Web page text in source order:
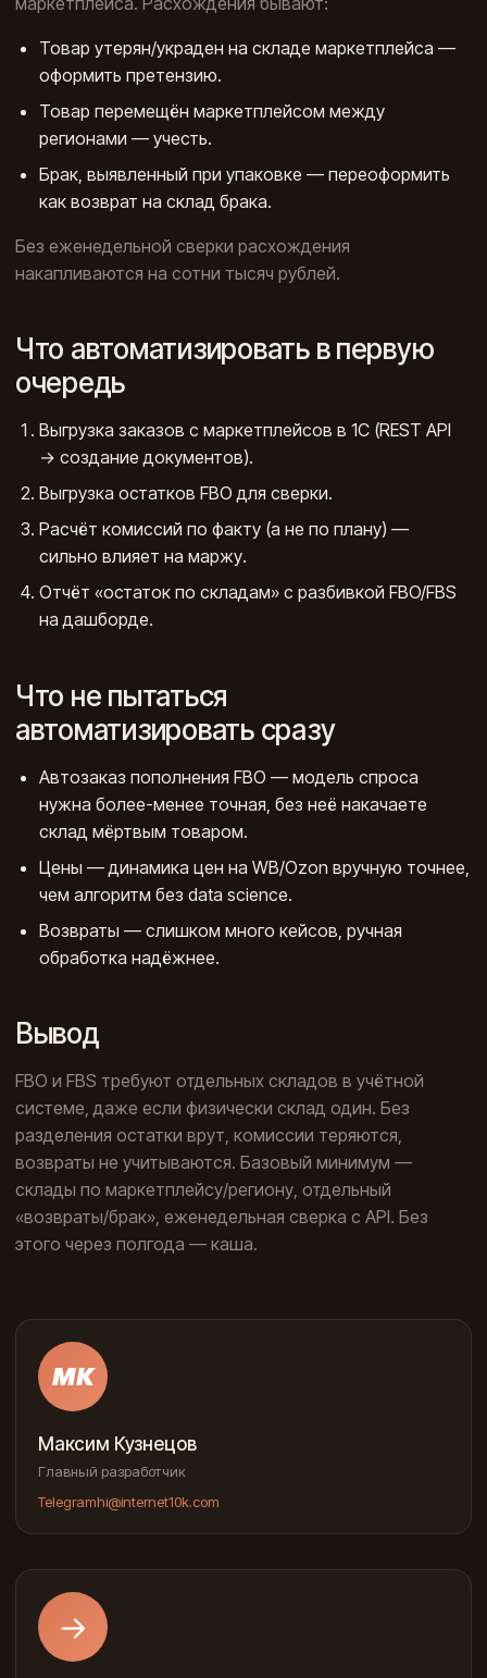
Товар утерян/украден на складе маркетплейса —
оформить претензию.
Товар перемещён маркетплейсом между
регионами — учесть.
Брак, выявленный при упаковке — переоформить
как возврат на склад брака.
Без еженедельной сверки расхождения
накапливаются на сотни тысяч рублей.
Что автоматизировать в первую
очередь
Выгрузка заказов с маркетплейсов в 1С (REST API
→ создание документов).
Выгрузка остатков FBO для сверки.
Расчёт комиссий по факту (а не по плану) —
сильно влияет на маржу.
Отчёт «остаток по складам» с разбивкой FBO/FBS
на дашборде.
Что не пытаться
автоматизировать сразу
Автозаказ пополнения FBO — модель спроса
нужна более-менее точная, без неё накачаете
склад мёртвым товаром.
Цены — динамика цен на WB/Ozon вручную точнее,
чем алгоритм без data science.
Возвраты — слишком много кейсов, ручная
обработка надёжнее.
Вывод
FBO и FBS требуют отдельных складов в учётной
системе, даже если физически склад один. Без
разделения остатки врут, комиссии теряются,
возвраты не учитываются. Базовый минимум —
склады по маркетплейсу/региону, отдельный
«возвраты/брак», еженедельная сверка с API. Без
этого через полгода — каша.
МК
Максим Кузнецов
Главный разработчик
Telegramhi@internet10k.com
→